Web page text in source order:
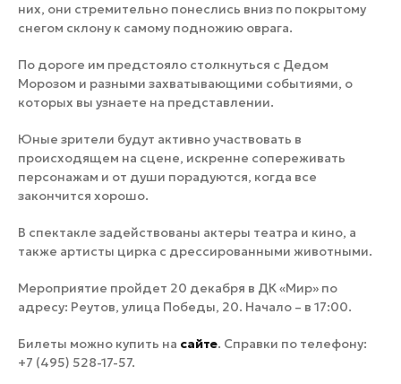
них, они стремительно понеслись вниз по покрытому
снегом склону к самому подножию оврага.
По дороге им предстояло столкнуться с Дедом
Морозом и разными захватывающими событиями, о
которых вы узнаете на представлении.
Юные зрители будут активно участвовать в
происходящем на сцене, искренне сопереживать
персонажам и от души порадуются, когда все
закончится хорошо.
В спектакле задействованы актеры театра и кино, а
также артисты цирка с дрессированными животными.
Мероприятие пройдет 20 декабря в ДК «Мир» по
адресу: Реутов, улица Победы, 20. Начало – в 17:00.
Билеты можно купить на сайте. Справки по телефону:
+7 (495) 528-17-57.